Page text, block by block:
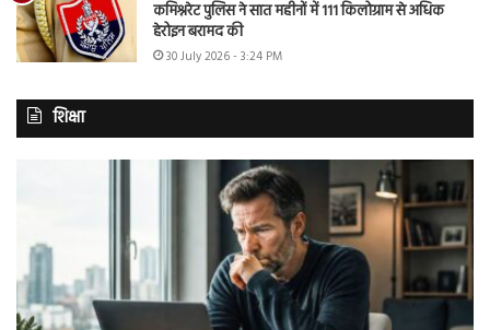
कमिश्नरेट पुलिस ने सात महीनों में 111 किलोग्राम से अधिक
हेरोइन बरामद की
30 July 2026 - 3:24 PM
शिक्षा